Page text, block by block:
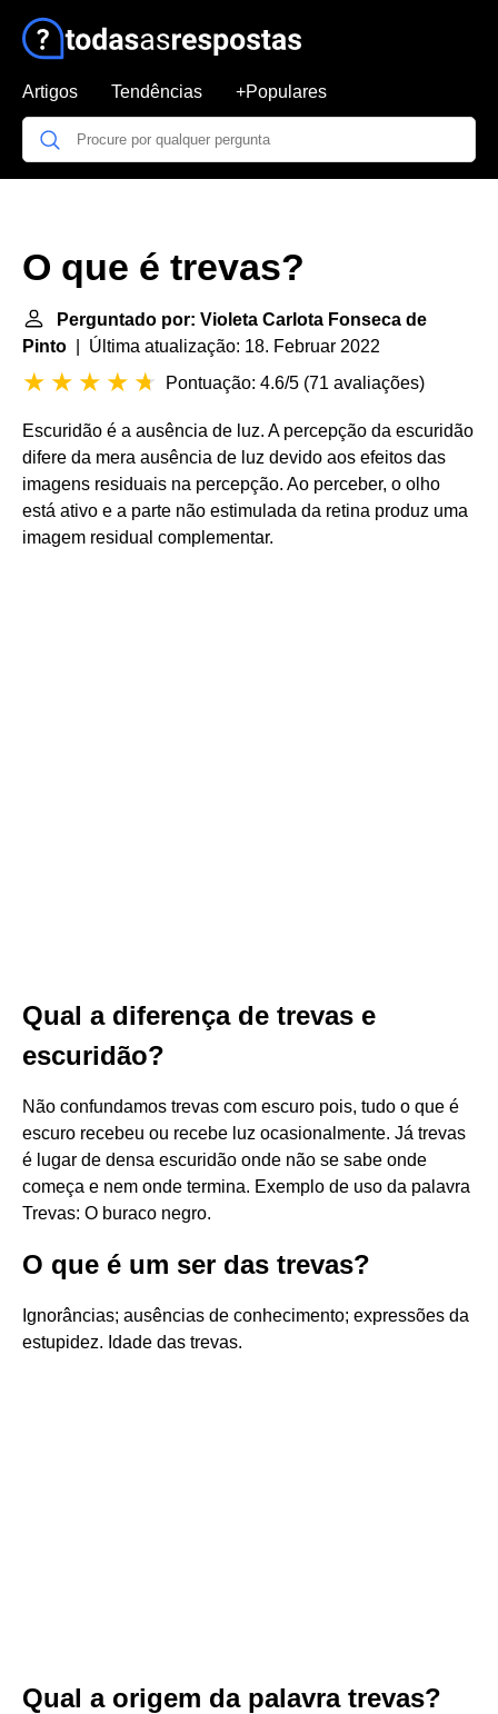
Artigos Tendências +Populares
O que é trevas?
Perguntado por: Violeta Carlota Fonseca de
Pinto | Última atualização: 18. Februar 2022
Pontuação: 4.6/5 (71 avaliações)
Escuridão é a ausência de luz. A percepção da escuridão
difere da mera ausência de luz devido aos efeitos das
imagens residuais na percepção. Ao perceber, o olho
está ativo e a parte não estimulada da retina produz uma
imagem residual complementar.
Qual a diferença de trevas e
escuridão?
Não confundamos trevas com escuro pois, tudo o que é
escuro recebeu ou recebe luz ocasionalmente. Já trevas
é lugar de densa escuridão onde não se sabe onde
começa e nem onde termina. Exemplo de uso da palavra
Trevas: O buraco negro.
O que é um ser das trevas?
Ignorâncias; ausências de conhecimento; expressões da
estupidez. Idade das trevas.
Qual a origem da palavra trevas?